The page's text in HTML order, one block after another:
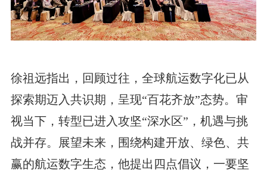
徐祖远指出，回顾过往，全球航运数字化已从
探索期迈入共识期，呈现“百花齐放”态势。审
视当下，转型已进入攻坚“深水区”，机遇与挑
战并存。展望未来，围绕构建开放、绿色、共
赢的航运数字生态，他提出四点倡议，一要坚